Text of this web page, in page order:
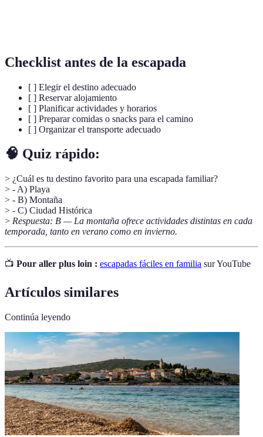
Checklist antes de la escapada
[ ] Elegir el destino adecuado
[ ] Reservar alojamiento
[ ] Planificar actividades y horarios
[ ] Preparar comidas o snacks para el camino
[ ] Organizar el transporte adecuado
🧠 Quiz rápido:
> ¿Cuál es tu destino favorito para una escapada familiar?
> - A) Playa
> - B) Montaña
> - C) Ciudad Histórica
> Respuesta: B — La montaña ofrece actividades distintas en cada
temporada, tanto en verano como en invierno.
📺 Pour aller plus loin : escapadas fáciles en familia sur YouTube
Artículos similares
Continúa leyendo